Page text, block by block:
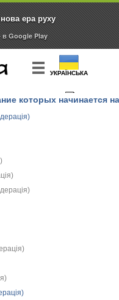
УКРАЇНСЬКА
которых начинается
ера руху
в Google Play